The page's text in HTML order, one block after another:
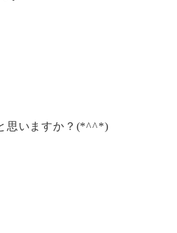
思いますか？(*^^*)